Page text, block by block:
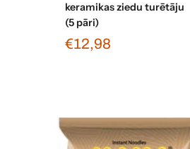
keramikas ziedu turētāju
(5 pāri)
€12,98